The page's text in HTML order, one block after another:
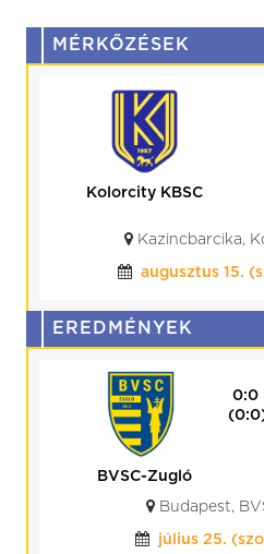
MÉRKŐZÉSEK
Kolorcity KBSC
Kazincbarcika,
augusztus 15.
EREDMÉNYEK
0:0
BVSC-Zugló
Budapest,
július 25.